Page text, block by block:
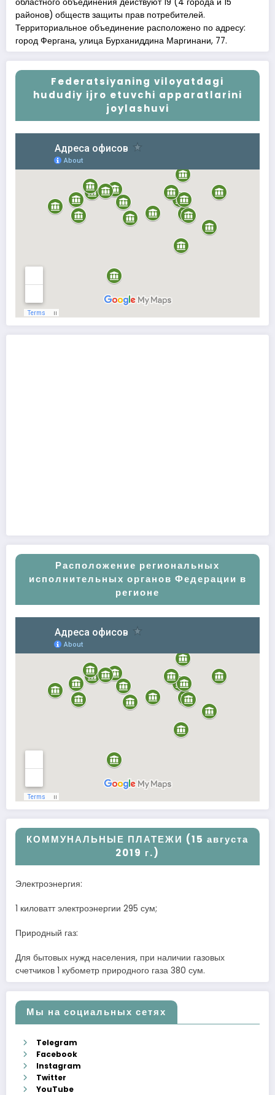
районов) обществ защиты прав потребителей.
Территориальное объединение расположено по адресу:
город Фергана, улица Бурханиддина Маргинани, 77.
Federatsiyaning viloyatdagi
hududiy ijro etuvchi apparatlarini
joylashuvi
Расположение региональных
исполнительных органов Федерации в
регионе
КОММУНАЛЬНЫЕ ПЛАТЕЖИ (15 августа
2019 г.)
Электроэнергия:
1 киловатт электроэнергии 295 сум;
Природный газ:
Для бытовых нужд населения, при наличии газовых
счетчиков 1 кубометр природного газа 380 сум.
Мы на социальных сетях
Telegram
Facebook
Instagram
Twitter
YouTube